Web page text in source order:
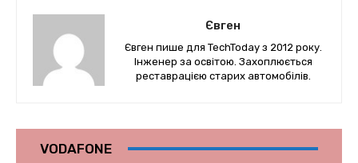
Євген
Євген пише для TechToday з 2012 року.
Інженер за освітою. Захоплюється
реставрацією старих автомобілів.
VODAFONE